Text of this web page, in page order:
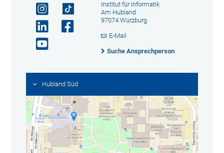
Institut für Informatik
Am Hubland
97074 Würzburg
E-Mail
Suche Ansprechperson
Hubland Süd